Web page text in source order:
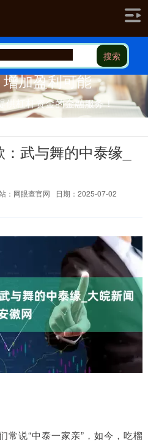
搜索
加盈利可能
供杠杆资金的金融服务！
武与舞的中泰缘_
：网眼查官网
日期：2025-07-02
常说“中泰一家亲”，如今，吃榴